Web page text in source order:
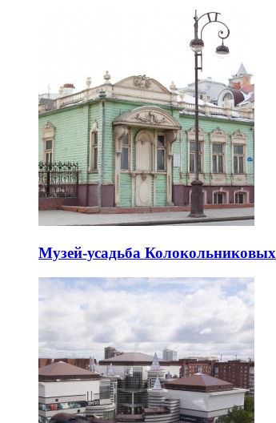
Музей-усадьба Колокольниковых